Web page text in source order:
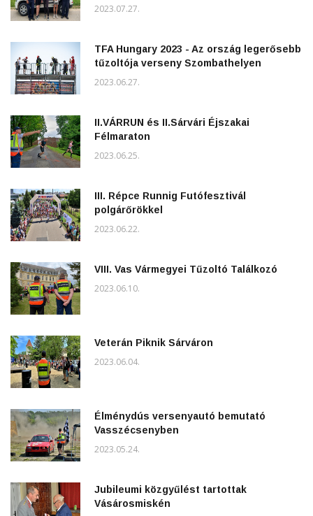
2023.07.27.
TFA Hungary 2023 - Az ország legerősebb
tűzoltója verseny Szombathelyen
2023.06.27.
II.VÁRRUN és II.Sárvári Éjszakai
Félmaraton
2023.06.25.
III. Répce Runnig Futófesztivál
polgárőrökkel
2023.06.22.
VIII. Vas Vármegyei Tűzoltó Találkozó
2023.06.10.
Veterán Piknik Sárváron
2023.06.04.
Élménydús versenyautó bemutató
Vasszécsenyben
2023.05.24.
Jubileumi közgyűlést tartottak
Vásárosmiskén